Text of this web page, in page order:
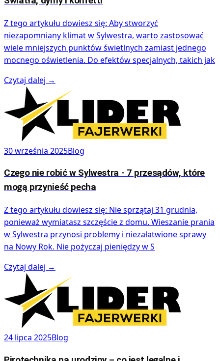
Z tego artykułu dowiesz się: Aby stworzyć
niezapomniany klimat w Sylwestra, warto zastosować
wiele mniejszych punktów świetlnych zamiast jednego
mocnego oświetlenia. Do efektów specjalnych, takich jak
Czytaj dalej →
30 września 2025Blog
Czego nie robić w Sylwestra - 7 przesądów, które
mogą przynieść pecha
Z tego artykułu dowiesz się: Nie sprzątaj 31 grudnia,
ponieważ wymiatasz szczęście z domu. Wieszanie prania
w Sylwestra przynosi problemy i niezałatwione sprawy
na Nowy Rok. Nie pożyczaj pieniędzy w S
Czytaj dalej →
24 lipca 2025Blog